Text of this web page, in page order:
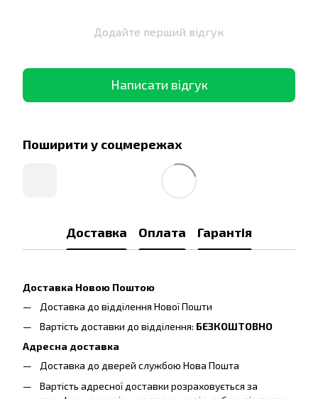
Додайте перший відгук
Написати відгук
Поширити у соцмережах
Доставка Оплата Гарантія
Доставка Новою Поштою
Доставка до відділення Нової Пошти
Вартість доставки до відділення: БЕЗКОШТОВНО
Адресна доставка
Доставка до дверей службою Нова Пошта
Вартість адресної доставки розраховується за